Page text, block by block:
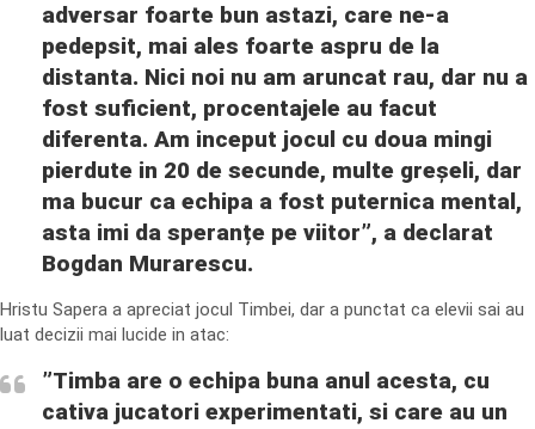
adversar foarte bun astazi, care ne-a
pedepsit, mai ales foarte aspru de la
distanta. Nici noi nu am aruncat rau, dar nu a
fost suficient, procentajele au facut
diferenta. Am inceput jocul cu doua mingi
pierdute in 20 de secunde, multe greșeli, dar
ma bucur ca echipa a fost puternica mental,
asta imi da speranțe pe viitor”, a declarat
Bogdan Murarescu.
Hristu Sapera a apreciat jocul Timbei, dar a punctat ca elevii sai au
luat decizii mai lucide in atac:
”Timba are o echipa buna anul acesta, cu
cativa jucatori experimentati, si care au un